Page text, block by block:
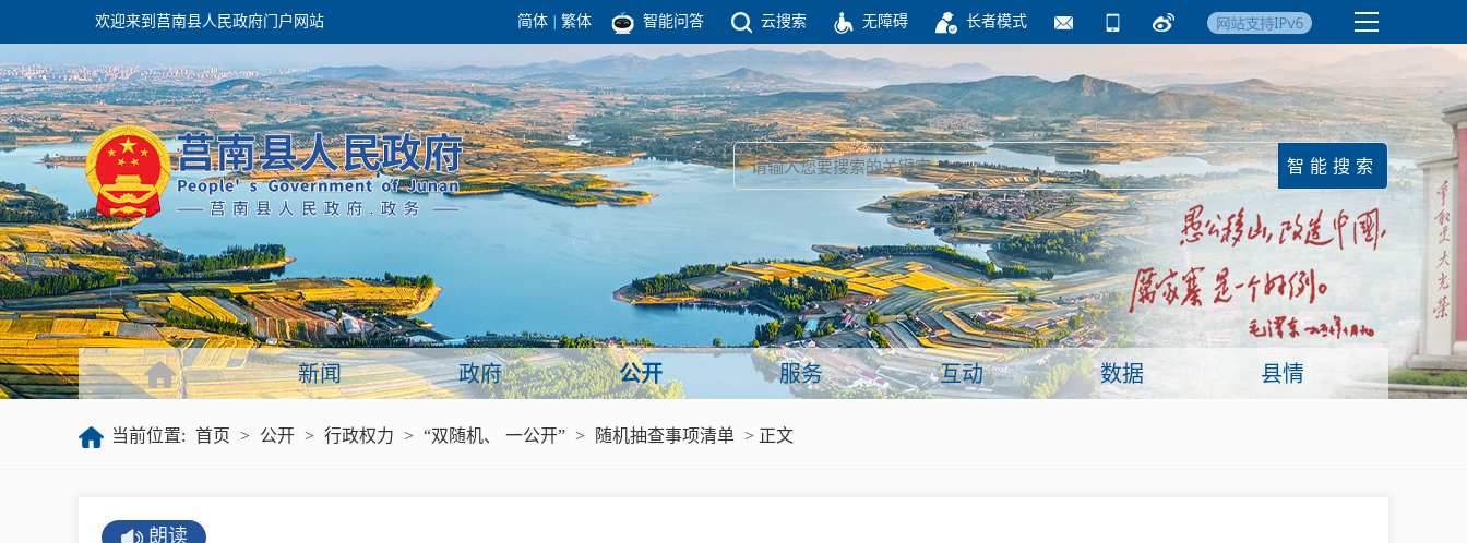
欢迎来到莒南县人民政府门户网站 简体 繁体 智能问答 云搜索 无障碍 长者模式
团结高效 理性法治 公开公平 友善和谐
政府
领导之窗 政府机构
政府会议 政府公报
政府数据
政府工作报告
新闻
政务要闻 国务院要闻
镇街信息
视频新闻 临沂日报·莒南新
闻
新闻 政府 公开 服务 互动 数据 县情
当前位置: 首页 > 公开 > 行政权力 > “双随机、 一公开” > 随机抽查事项清单 > 正文
朗读